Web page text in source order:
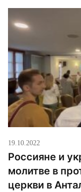
19.10.2022
Россияне и
молитве в
церкви в